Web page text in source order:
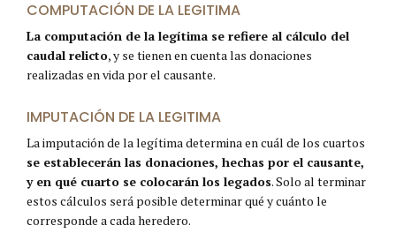
COMPUTACIÓN DE LA LEGITIMA
La computación de la legítima se refiere al cálculo del
caudal relicto, y se tienen en cuenta las donaciones
realizadas en vida por el causante.
IMPUTACIÓN DE LA LEGITIMA
La imputación de la legítima determina en cuál de los cuartos
se establecerán las donaciones, hechas por el causante,
y en qué cuarto se colocarán los legados. Solo al terminar
estos cálculos será posible determinar qué y cuánto le
corresponde a cada heredero.